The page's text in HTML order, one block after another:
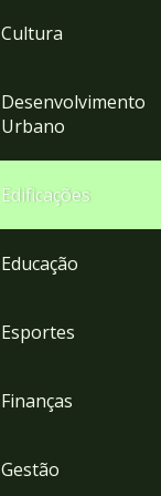
Cultura
Desenvolvimento
Urbano
Edificações
Educação
Esportes
Finanças
Gestão